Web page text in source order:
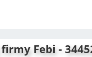
Febi -